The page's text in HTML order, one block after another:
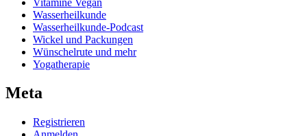
Wasserheilkunde
Wasserheilkunde-Podcast
Wickel und Packungen
Wünschelrute und mehr
Yogatherapie
Meta
Registrieren